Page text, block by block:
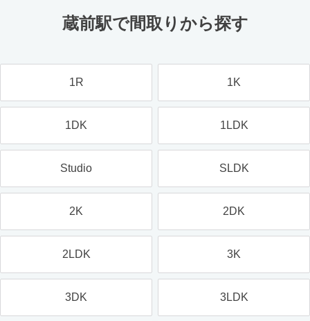
蔵前駅で間取りから探す
1R 1K
1DK 1LDK
Studio SLDK
2K 2DK
2LDK 3K
3DK 3LDK